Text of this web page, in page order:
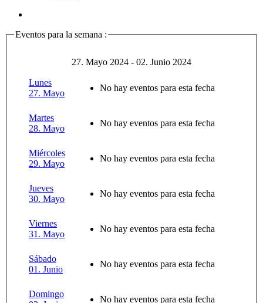
Eventos para la semana :
27. Mayo 2024 - 02. Junio 2024
Lunes
27. Mayo
No hay eventos para esta fecha
Martes
28. Mayo
No hay eventos para esta fecha
Miércoles
29. Mayo
No hay eventos para esta fecha
Jueves
30. Mayo
No hay eventos para esta fecha
Viernes
31. Mayo
No hay eventos para esta fecha
Sábado
01. Junio
No hay eventos para esta fecha
Domingo
No hay eventos para esta fecha